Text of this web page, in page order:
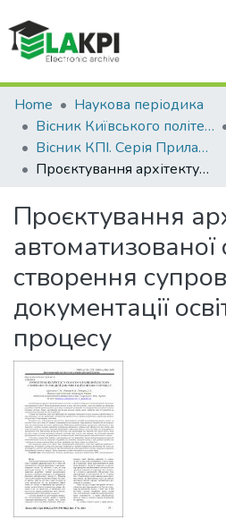
Communities & Collections
All of DSpace
Statistics
Home
Наукова періодика
Вісник Київського політехнічного інституту. Серія Приладобудування
Вісник КПІ. Серія Приладобудування: збірник наукових праць, Вип. 67(1)
Проєктування архітектури автоматизованої системи створення супровідної документації освітнього процесу
Проєктування
автоматизованої
створення
документації
процесу